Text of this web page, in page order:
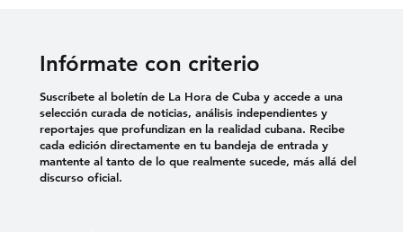
Infórmate con criterio
Suscríbete al boletín de La Hora de Cuba y accede a una
selección curada de noticias, análisis independientes y
reportajes que profundizan en la realidad cubana. Recibe
cada edición directamente en tu bandeja de entrada y
mantente al tanto de lo que realmente sucede, más allá del
discurso oficial.